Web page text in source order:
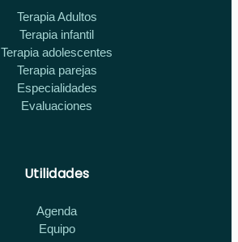
Terapia Adultos
Terapia infantil
Terapia adolescentes
Terapia parejas
Especialidades
Evaluaciones
Utilidades
Agenda
Equipo